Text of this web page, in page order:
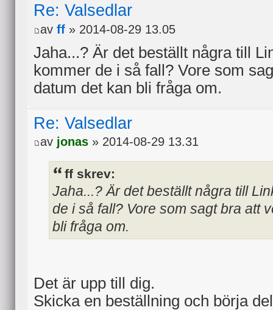
Re: Valsedlar
av ff » 2014-08-29 13.05
Jaha...? Är det beställt några till
kommer de i så fall? Vore som
datum det kan bli fråga om.
Re: Valsedlar
av jonas » 2014-08-29 13.31
ff skrev:
Jaha...? Är det beställt några till
de i så fall? Vore som sagt bra att
bli fråga om.
Det är upp till dig.
Skicka en beställning och börja